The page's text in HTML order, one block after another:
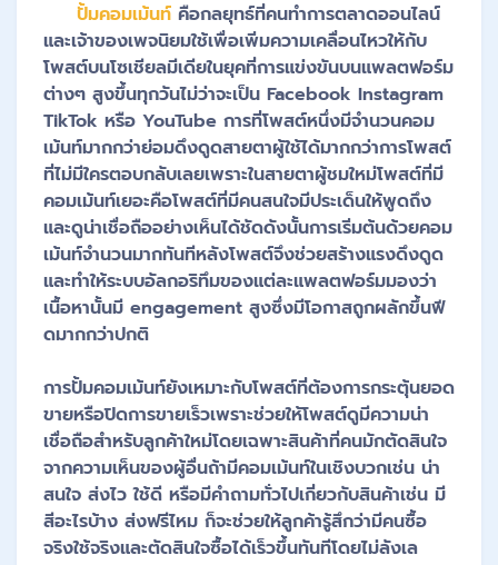
ปั้มคอมเม้นท์ คือกลยุทธ์ที่คนทำการตลาดออนไลน์
และเจ้าของเพจนิยมใช้เพื่อเพิ่มความเคลื่อนไหวให้กับ
โพสต์บนโซเชียลมีเดียในยุคที่การแข่งขันบนแพลตฟอร์ม
ต่างๆ สูงขึ้นทุกวันไม่ว่าจะเป็น Facebook Instagram
TikTok หรือ YouTube การที่โพสต์หนึ่งมีจำนวนคอม
เม้นท์มากกว่าย่อมดึงดูดสายตาผู้ใช้ได้มากกว่าการโพสต์
ที่ไม่มีใครตอบกลับเลยเพราะในสายตาผู้ชมใหม่โพสต์ที่มี
คอมเม้นท์เยอะคือโพสต์ที่มีคนสนใจมีประเด็นให้พูดถึง
และดูน่าเชื่อถืออย่างเห็นได้ชัดดังนั้นการเริ่มต้นด้วยคอม
เม้นท์จำนวนมากทันทีหลังโพสต์จึงช่วยสร้างแรงดึงดูด
และทำให้ระบบอัลกอริทึมของแต่ละแพลตฟอร์มมองว่า
เนื้อหานั้นมี engagement สูงซึ่งมีโอกาสถูกผลักขึ้นฟี
ดมากกว่าปกติ
การปั้มคอมเม้นท์ยังเหมาะกับโพสต์ที่ต้องการกระตุ้นยอด
ขายหรือปิดการขายเร็วเพราะช่วยให้โพสต์ดูมีความน่า
เชื่อถือสำหรับลูกค้าใหม่โดยเฉพาะสินค้าที่คนมักตัดสินใจ
จากความเห็นของผู้อื่นถ้ามีคอมเม้นท์ในเชิงบวกเช่น น่า
สนใจ ส่งไว ใช้ดี หรือมีคำถามทั่วไปเกี่ยวกับสินค้าเช่น มี
สีอะไรบ้าง ส่งฟรีไหม ก็จะช่วยให้ลูกค้ารู้สึกว่ามีคนซื้อ
จริงใช้จริงและตัดสินใจซื้อได้เร็วขึ้นทันทีโดยไม่ลังเล